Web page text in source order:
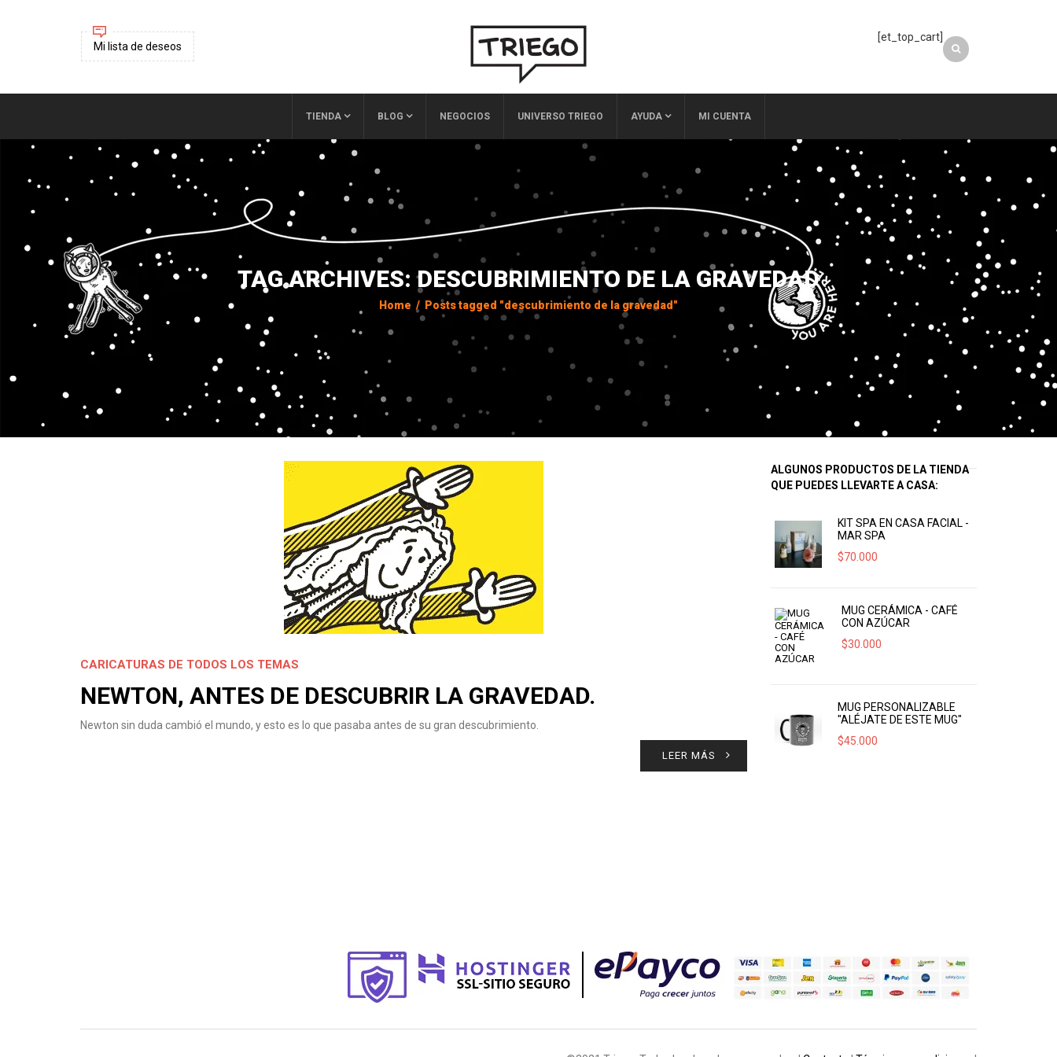
Mi lista de deseos
[et_top_cart]
TIENDA BLOG NEGOCIOS UNIVERSO TRIEGO AYUDA MI CUENTA
TAG ARCHIVES: DESCUBRIMIENTO DE LA GRAVEDAD
Home / Posts tagged "descubrimiento de la gravedad"
CARICATURAS DE TODOS LOS TEMAS
NEWTON, ANTES DE DESCUBRIR LA GRAVEDAD.
Newton sin duda cambió el mundo, y esto es lo que pasaba antes de su gran descubrimiento.
LEER MÁS
ALGUNOS PRODUCTOS DE LA TIENDA
QUE PUEDES LLEVARTE A CASA:
KIT SPA EN CASA FACIAL -
MAR SPA
$70.000
MUG CERÁMICA - CAFÉ
CON AZÚCAR
$30.000
MUG PERSONALIZABLE
"ALÉJATE DE ESTE MUG"
$45.000